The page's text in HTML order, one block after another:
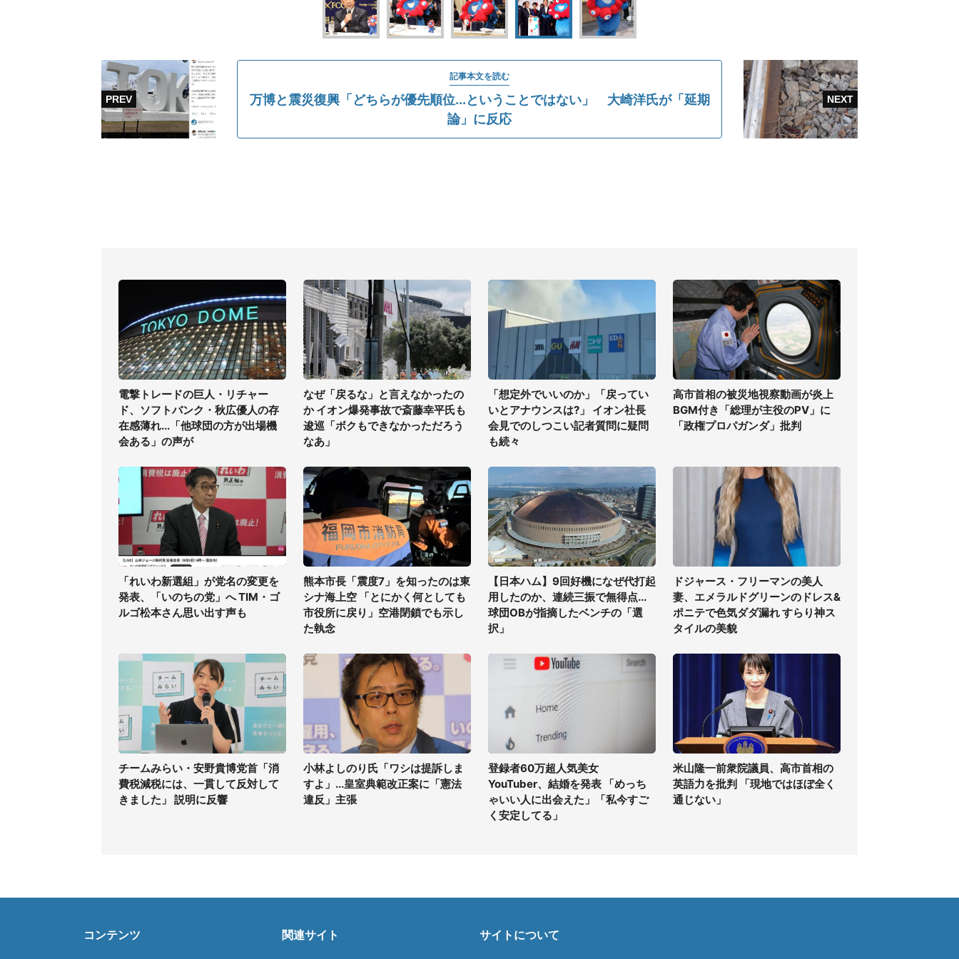
記事本文を読む
万博と震災復興「どちらが優先順位...ということではない」 大崎洋氏が「延期
論」に反応
電撃トレードの巨人・リチャー
ド、ソフトバンク・秋広優人の存
在感薄れ...「他球団の方が出場機
会ある」の声が
なぜ「戻るな」と言えなかったの
か イオン爆発事故で斎藤幸平氏も
逡巡「ボクもできなかっただろう
なあ」
「想定外でいいのか」「戻ってい
いとアナウンスは?」 イオン社長
会見でのしつこい記者質問に疑問
も続々
高市首相の被災地視察動画が炎上
BGM付き「総理が主役のPV」に
「政権プロパガンダ」批判
「れいわ新選組」が党名の変更を
発表、「いのちの党」へ TIM・ゴ
ルゴ松本さん思い出す声も
熊本市長「震度7」を知ったのは東
シナ海上空 「とにかく何としても
市役所に戻り」空港閉鎖でも示し
た執念
【日本ハム】9回好機になぜ代打起
用したのか、連続三振で無得点...
球団OBが指摘したベンチの「選
択」
ドジャース・フリーマンの美人
妻、エメラルドグリーンのドレス&
ポニテで色気ダダ漏れ すらり神ス
タイルの美貌
チームみらい・安野貴博党首「消
費税減税には、一貫して反対して
きました」 説明に反響
小林よしのり氏「ワシは提訴しま
すよ」...皇室典範改正案に「憲法
違反」主張
登録者60万超人気美女
YouTuber、結婚を発表 「めっち
ゃいい人に出会えた」「私今すご
く安定してる」
米山隆一前衆院議員、高市首相の
英語力を批判 「現地ではほぼ全く
通じない」
コンテンツ 関連サイト サイトについて